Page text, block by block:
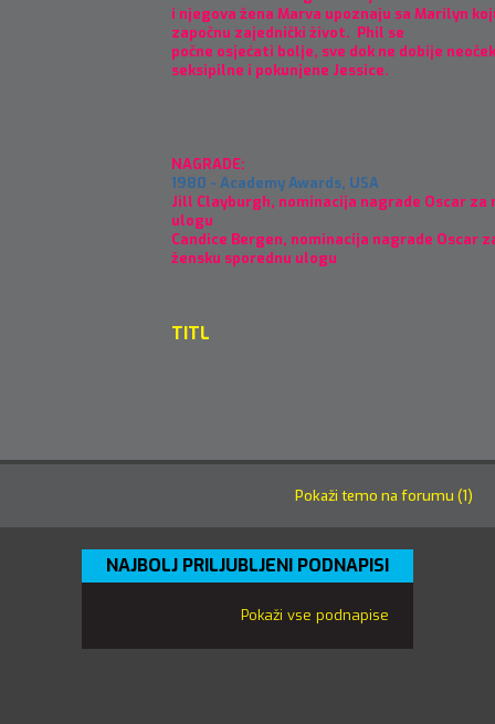
i njegova žena Marva upoznaju sa Marilyn
započnu zajednički život. Phil se
počne osjećati bolje, sve dok ne dobije
seksipilne i pokunjene Jessice.
NAGRADE:
1980 - Academy Awards, USA
Jill Clayburgh, nominacija nagrade Oscar za
ulogu
Candice Bergen, nominacija nagrade Oscar
žensku sporednu ulogu
TITL
Pokaži temo na forumu (1)
NAJBOLJ PRILJUBLJENI PODNAPISI
Pokaži vse podnapise